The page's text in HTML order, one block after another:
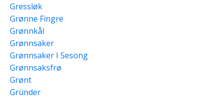
Gressløk
Grønne Fingre
Grønnkål
Grønnsaker
Grønnsaker I Sesong
Grønnsaksfrø
Grønt
Gründer